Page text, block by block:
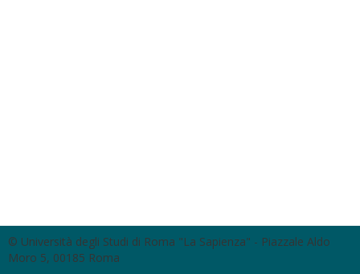
© Università degli Studi di Roma "La Sapienza" - Piazzale Aldo
Moro 5, 00185 Roma